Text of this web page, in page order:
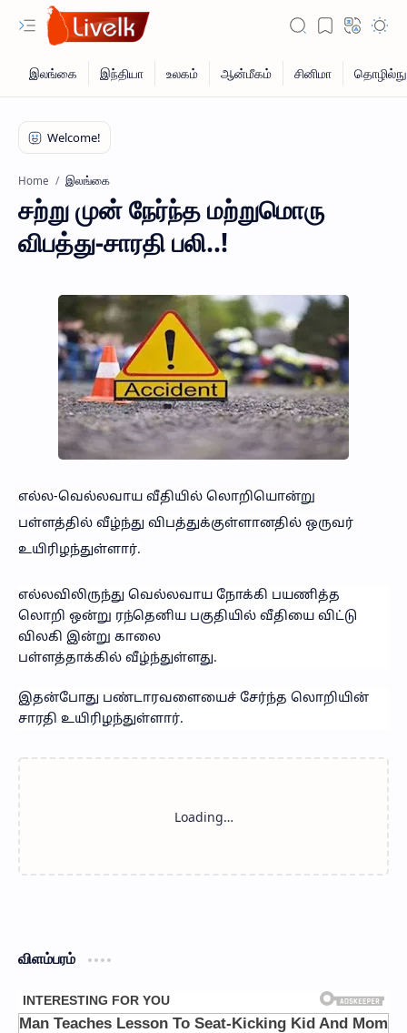
Home இலங்கை
சற்று முன் நேர்ந்த மற்றுமொரு
விபத்து-சாரதி பலி..!
எல்ல-வெல்லவாய வீதியில் லொறியொன்று
பள்ளத்தில் வீழ்ந்து விபத்துக்குள்ளானதில் ஒருவர்
உயிரிழந்துள்ளார்.
எல்லவிலிருந்து வெல்லவாய நோக்கி பயணித்த
லொறி ஒன்று ரந்தெனிய பகுதியில் வீதியை விட்டு
விலகி இன்று காலை
பள்ளத்தாக்கில் வீழ்ந்துள்ளது.
இதன்போது பண்டாரவளையைச் சேர்ந்த லொறியின்
சாரதி உயிரிழந்துள்ளார்.
விளம்பரம்